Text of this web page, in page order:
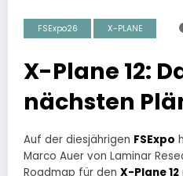
FSExpo26 X-PLANE
X-Plane 12:
nächsten
Auf der diesjährigen FSExpo
Marco Auer von Laminar
Roadmap für den X-Plane 12